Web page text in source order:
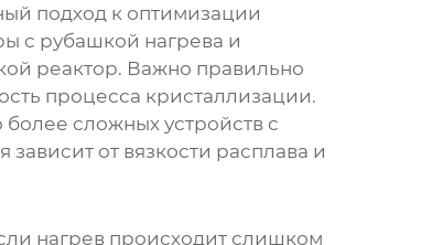
подход к оптимизации
с рубашкой нагрева и
реактор. Важно правильно
процесса кристаллизации.
сложных устройств с
от вязкости расплава и
нагрев происходит слишком